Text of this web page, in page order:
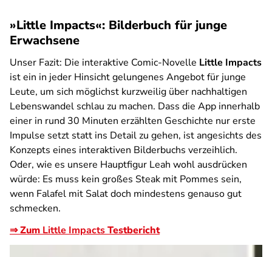
»Little Impacts«: Bilderbuch für junge
Erwachsene
Unser Fazit: Die interaktive Comic-Novelle Little Impacts
ist ein in jeder Hinsicht gelungenes Angebot für junge
Leute, um sich möglichst kurzweilig über nachhaltigen
Lebenswandel schlau zu machen. Dass die App innerhalb
einer in rund 30 Minuten erzählten Geschichte nur erste
Impulse setzt statt ins Detail zu gehen, ist angesichts des
Konzepts eines interaktiven Bilderbuchs verzeihlich.
Oder, wie es unsere Hauptfigur Leah wohl ausdrücken
würde: Es muss kein großes Steak mit Pommes sein,
wenn Falafel mit Salat doch mindestens genauso gut
schmecken.
⇒ Zum Little ImpactsTestbericht